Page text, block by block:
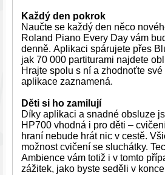
Každý den pokrok
Naučte se každý den něco
Roland Piano Every Day vám
denně. Aplikaci spárujete přes
jak 70 000 partiturami najdete
Hrajte spolu s ní a zhodnoťte
aplikace zaznamená.
Děti si ho zamilují
Díky aplikaci a snadné obsluze
HP700 vhodná i pro děti –
hraní nebude hrát nic v cestě.
možnost cvičení se sluchátky.
Ambience vám totiž i v tomto
zážitek, jako byste seděli v